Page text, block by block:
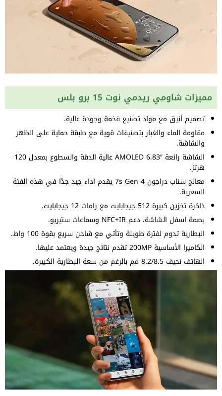
مميزات شاومي ريدمي نوت 15 برو بلس
تصميم أنيق مع مواد تصنيع فخمة وجودة عالية.
مقاومة الماء والغبار بتصنيفات قوية مع طبقة حماية على الظهر
والشاشة.
الشاشة رائعة AMOLED 6.83″ عالية الدقة والسطوع بمعدل 120
هرتز.
معالج سناب دراجون 7s Gen 4 يقدم اداء جيد جدًا في هذه الفئة
السعرية.
ذاكرة تخزين كبيرة 512 جيجابايت مع رامات 12 جيجابايت.
بصمة اسفل الشاشة، دعم NFC+IR وسماعات ستيريو.
البطارية تدوم لفترة طويلة وتأتي مع شاحن سريع بقوة 100 واط.
الكاميرا الأساسية 200MP تقدم نتائج جيدة ويعتمد عليها.
الهاتف نحيف 8.2/8.5 مم بالرغم من سعة البطارية الكبيرة.